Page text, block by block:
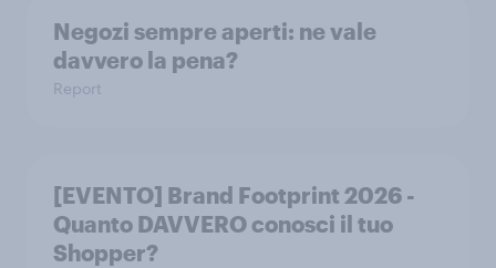
Negozi sempre aperti: ne vale
davvero la pena?
Report
[EVENTO] Brand Footprint 2026 -
Quanto DAVVERO conosci il tuo
Shopper?